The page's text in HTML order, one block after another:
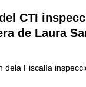
arte de un sastre
CTI
de Laura
Fiscalía